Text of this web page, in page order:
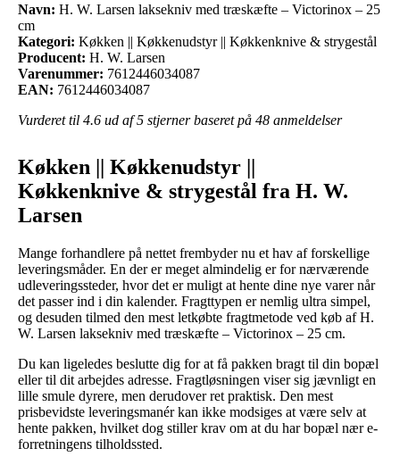
Navn: H. W. Larsen laksekniv med træskæfte – Victorinox – 25
cm
Kategori: Køkken || Køkkenudstyr || Køkkenknive & strygestål
Producent: H. W. Larsen
Varenummer: 7612446034087
EAN: 7612446034087
Vurderet til 4.6 ud af 5 stjerner baseret på 48 anmeldelser
Køkken || Køkkenudstyr ||
Køkkenknive & strygestål fra H. W.
Larsen
Mange forhandlere på nettet frembyder nu et hav af forskellige
leveringsmåder. En der er meget almindelig er for nærværende
udleveringssteder, hvor det er muligt at hente dine nye varer når
det passer ind i din kalender. Fragttypen er nemlig ultra simpel,
og desuden tilmed den mest letkøbte fragtmetode ved køb af H.
W. Larsen laksekniv med træskæfte – Victorinox – 25 cm.
Du kan ligeledes beslutte dig for at få pakken bragt til din bopæl
eller til dit arbejdes adresse. Fragtløsningen viser sig jævnligt en
lille smule dyrere, men derudover ret praktisk. Den mest
prisbevidste leveringsmanér kan ikke modsiges at være selv at
hente pakken, hvilket dog stiller krav om at du har bopæl nær e-
forretningens tilholdssted.